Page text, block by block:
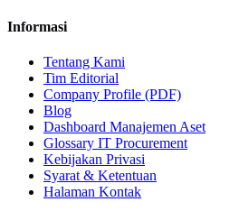
Informasi
Tentang Kami
Tim Editorial
Company Profile (PDF)
Blog
Dashboard Manajemen Aset
Glossary IT Procurement
Kebijakan Privasi
Syarat & Ketentuan
Halaman Kontak